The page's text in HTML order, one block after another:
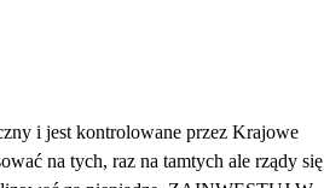
i jest kontrolowane przez Krajowe
na tych, raz na tamtych ale rządy się